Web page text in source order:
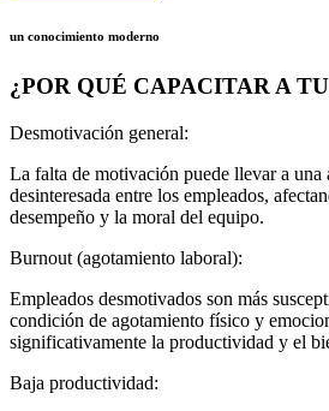
un conocimiento moderno
¿POR QUÉ CAPACITAR A
Desmotivación general:
La falta de motivación puede llevar a una
desinteresada entre los empleados,
desempeño y la moral del equipo.
Burnout (agotamiento laboral):
Empleados desmotivados son más
condición de agotamiento físico y
significativamente la productividad y el
Baja productividad: